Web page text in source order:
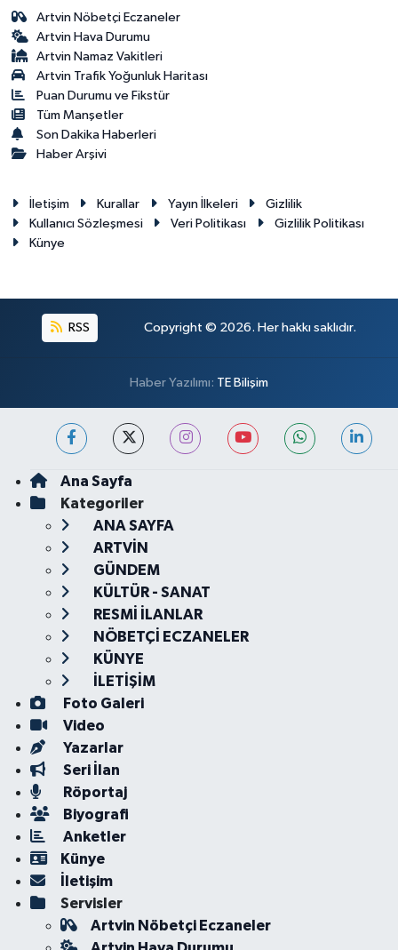
Artvin Nöbetçi Eczaneler
Artvin Hava Durumu
Artvin Namaz Vakitleri
Artvin Trafik Yoğunluk Haritası
Puan Durumu ve Fikstür
Tüm Manşetler
Son Dakika Haberleri
Haber Arşivi
İletişim Kurallar Yayın İlkeleri
Gizlilik
Kullanıcı Sözleşmesi
Veri Politikası
Gizlilik Politikası
Künye
RSS Copyright © 2026. Her hakkı saklıdır.
Haber Yazılımı: TE Bilişim
Ana Sayfa
Kategoriler
ANA SAYFA
ARTVİN
GÜNDEM
KÜLTÜR - SANAT
RESMİ İLANLAR
NÖBETÇİ ECZANELER
KÜNYE
İLETİŞİM
Foto Galeri
Video
Yazarlar
Seri İlan
Röportaj
Biyografi
Anketler
Künye
İletişim
Servisler
Artvin Nöbetçi Eczaneler